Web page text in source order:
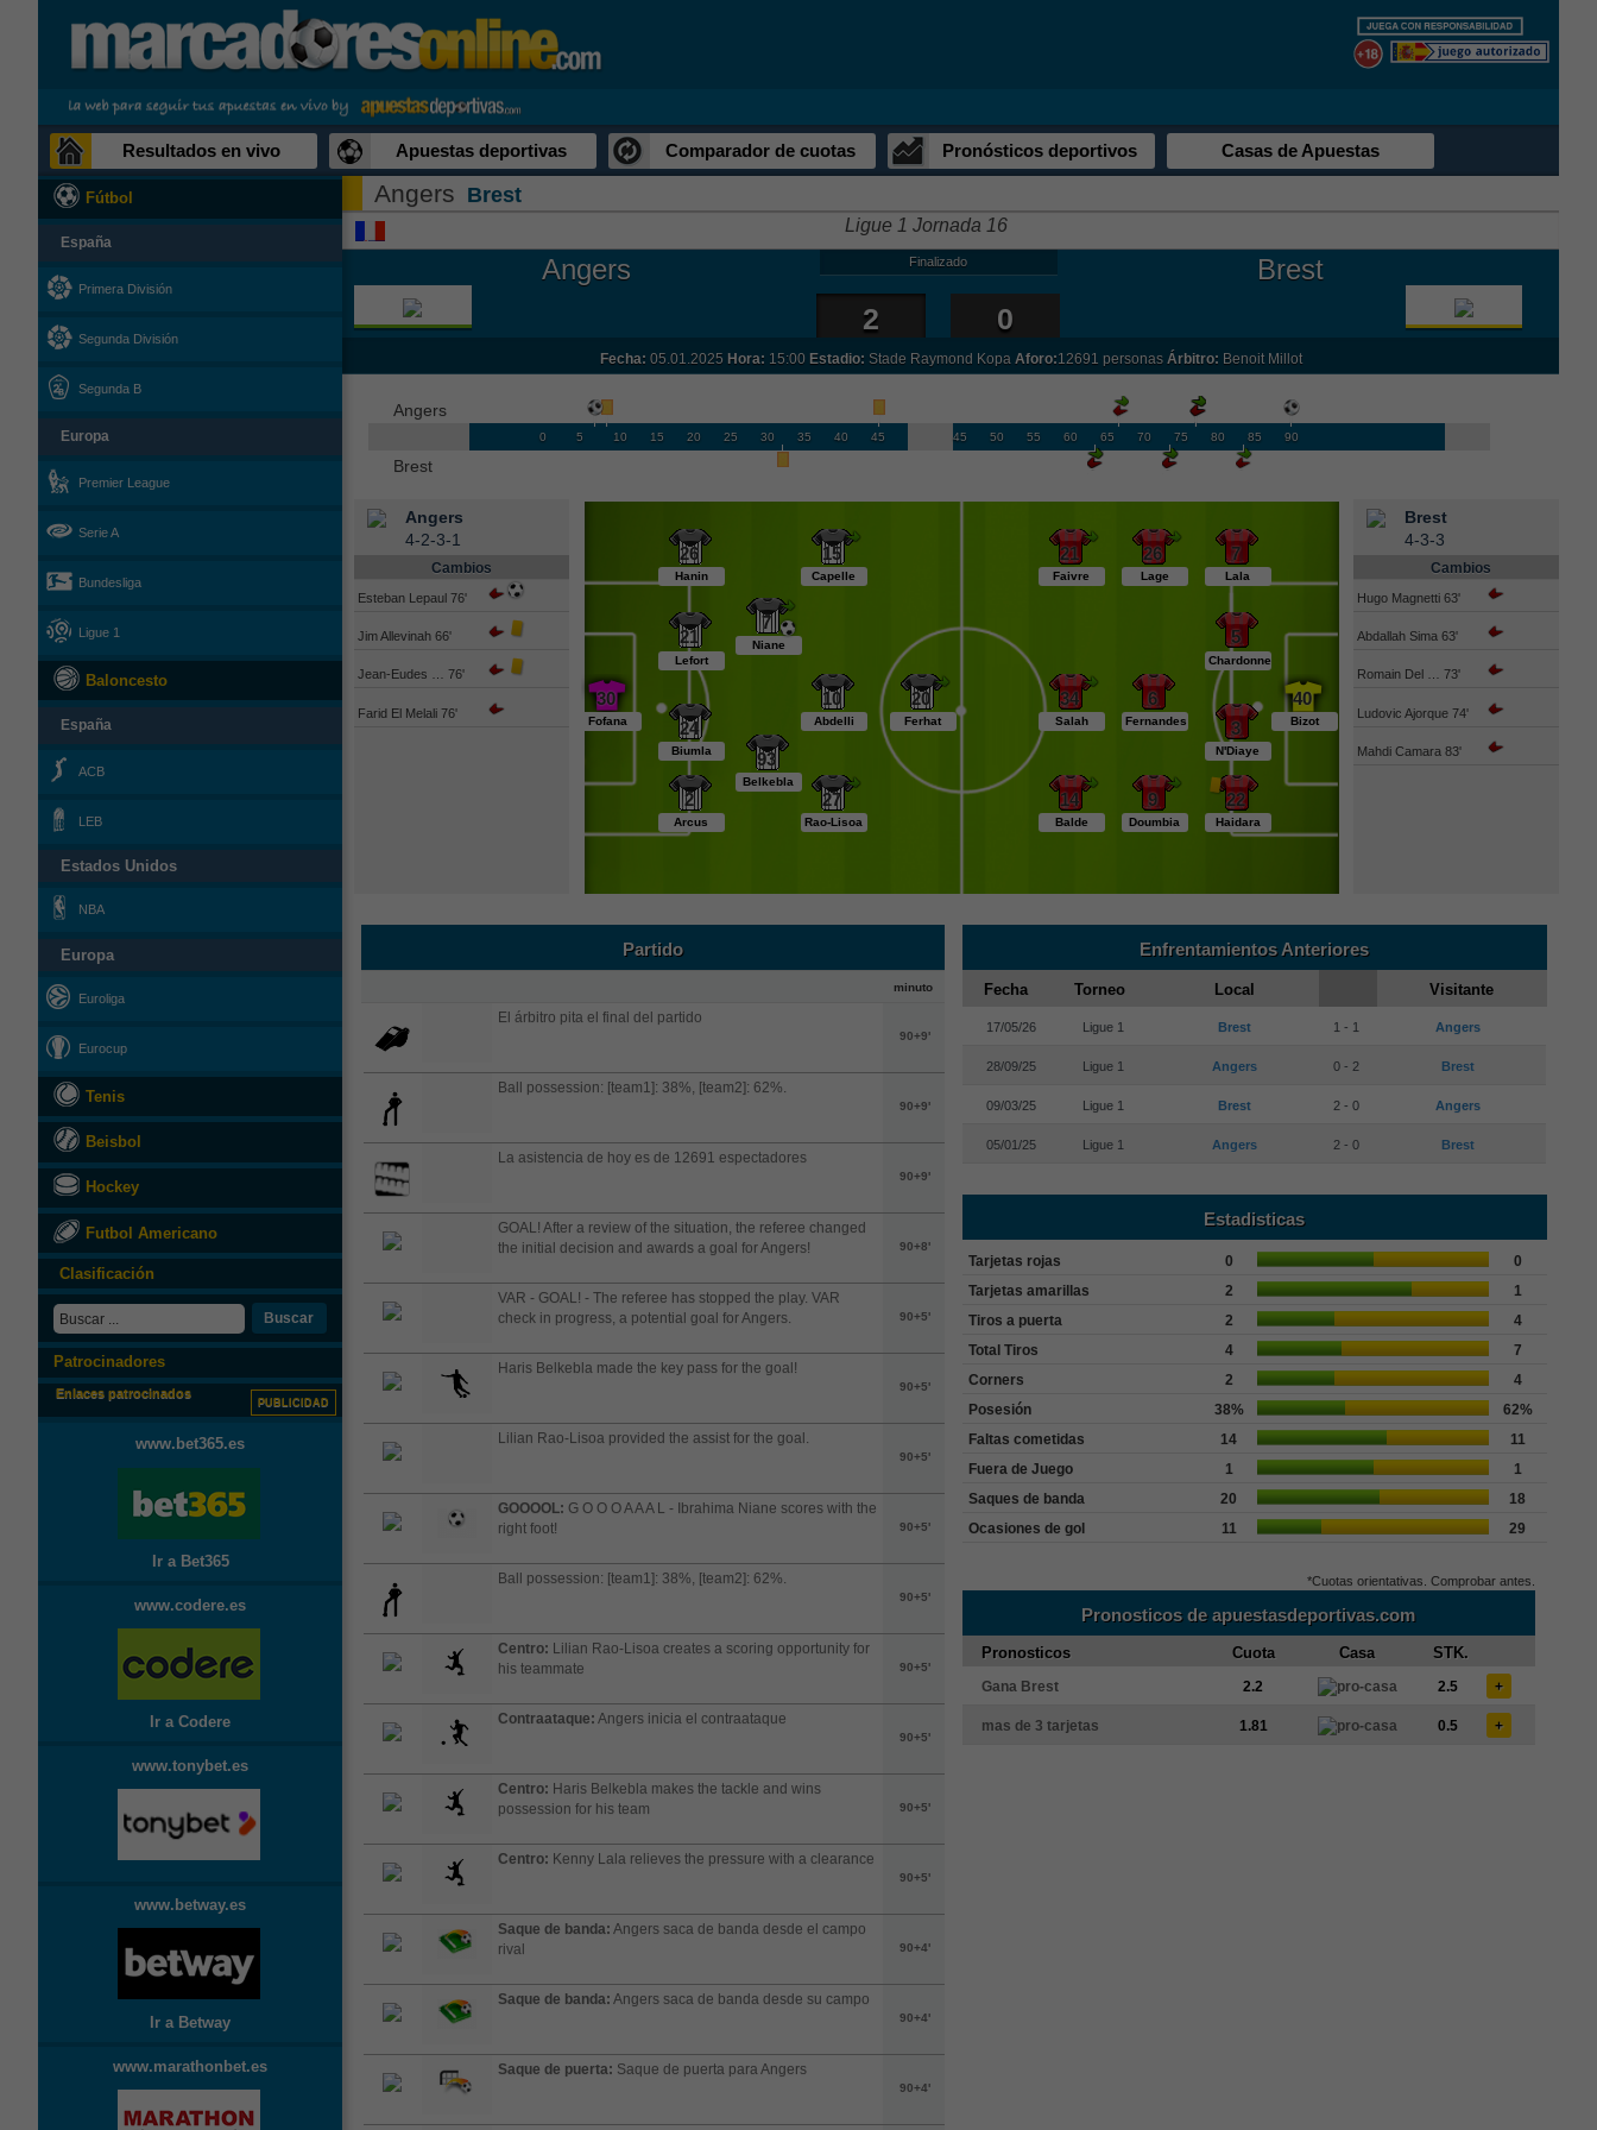
Resultados en vivo Apuestas deportivas Comparador de cuotas Pronósticos deportivos Casas de Apuestas
Fútbol
España
Primera División
Segunda División
Segunda B
Europa
Premier League
Serie A
Bundesliga
Ligue 1
Baloncesto
España
ACB
LEB
Estados Unidos
NBA
Europa
Euroliga
Eurocup
Tenis
Beisbol
Hockey
Futbol Americano
Clasificación
Buscar
Patrocinadores
Enlaces patrocinados
PUBLICIDAD
www.bet365.es
Ir a Bet365
www.codere.es
Ir a Codere
www.tonybet.es
www.betway.es
Ir a Betway
www.marathonbet.es
Angers Brest
Ligue 1 Jornada 16
Angers Finalizado Brest
2 0
Fecha: 05.01.2025 Hora: 15:00 Estadio: Stade Raymond Kopa Aforo:12691 personas Árbitro: Benoit Millot
Angers
0 5 10 15 20 25 30 35 40 45 45 50 55 60 65 70 75 80 85 90
Brest
Angers
4-2-3-1
Cambios
Esteban Lepaul 76'
Jim Allevinah 66'
Jean-Eudes … 76'
Farid El Melali 76'
26
Hanin
15
Capelle
7
Niane
21
Lefort
30
Fofana
10
Abdelli
20
Ferhat
24
Biumla 93
Belkebla
2
Arcus
27
Rao-Lisoa
22
Haidara
9
Doumbia
14
Balde
3
N'Diaye
40
Bizot
6
Fernandes
34
Salah
5
Chardonnet
7
Lala
26
Lage
21
Faivre
Brest
4-3-3
Cambios
Hugo Magnetti 63'
Abdallah Sima 63'
Romain Del … 73'
Ludovic Ajorque 74'
Mahdi Camara 83'
Partido
minuto
El árbitro pita el final del partido
90+9'
Ball possession: [team1]: 38%, [team2]: 62%.
90+9'
La asistencia de hoy es de 12691 espectadores
90+9'
GOAL! After a review of the situation, the referee changed
the initial decision and awards a goal for Angers!
90+8'
VAR - GOAL! - The referee has stopped the play. VAR
check in progress, a potential goal for Angers.
90+5'
Haris Belkebla made the key pass for the goal!
90+5'
Lilian Rao-Lisoa provided the assist for the goal.
90+5'
GOOOOL: G O O O A A A L - Ibrahima Niane scores with the
right foot!
90+5'
Ball possession: [team1]: 38%, [team2]: 62%.
90+5'
Centro: Lilian Rao-Lisoa creates a scoring opportunity for
his teammate
90+5'
Contraataque: Angers inicia el contraataque
90+5'
Centro: Haris Belkebla makes the tackle and wins
possession for his team
90+5'
Centro: Kenny Lala relieves the pressure with a clearance
90+5'
Saque de banda: Angers saca de banda desde el campo
rival
90+4'
Saque de banda: Angers saca de banda desde su campo
90+4'
Saque de puerta: Saque de puerta para Angers
90+4'
Enfrentamientos Anteriores
Fecha Torneo Local Visitante
17/05/26 Ligue 1 Brest 1 - 1 Angers
28/09/25 Ligue 1 Angers 0 - 2 Brest
09/03/25 Ligue 1 Brest 2 - 0 Angers
05/01/25 Ligue 1 Angers 2 - 0 Brest
Estadisticas
Tarjetas rojas 0
0
Tarjetas amarillas
2
1
Tiros a puerta
2
4
Total Tiros
4
7
Corners
2
4
Posesión
38%
62%
Faltas cometidas
14
11
Fuera de Juego
1
1
Saques de banda
20
18
Ocasiones de gol
11 29
*Cuotas orientativas. Comprobar antes.
Pronosticos de apuestasdeportivas.com
Pronosticos Cuota Casa STK.
Gana Brest 2.2 2.5 +
mas de 3 tarjetas 1.81 0.5 +